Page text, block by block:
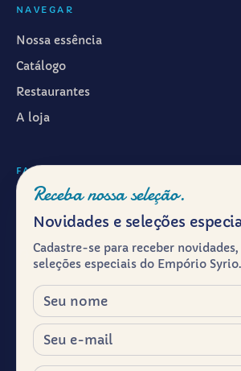
NAVEGAR
Nossa essência
Catálogo
Restaurantes
A loja
FALAR CONOSCO
WhatsApp ·(11) 99601-7286
Instagram · @emporiosyrio
Facebook · @emporiosyrio
contato@emporiosyrio.com.br
R. Comendador Abdo Schahin, 136 -
São Paulo, São Paulo - SP, 01023-050
Segunda a sábado, das 9h às 19h
Receba nossa seleção.
Novidades e seleções
Cadastre-se para receber novidades,
seleções especiais do Empório Syrio.
Nome
E-mail